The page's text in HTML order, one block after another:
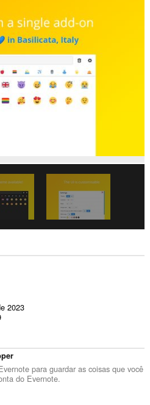
2023
para guardar as coisas que você
do Evernote.